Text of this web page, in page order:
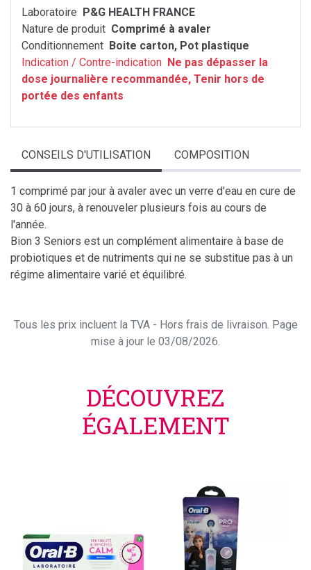
Laboratoire P&G HEALTH FRANCE
Nature de produit Comprimé à avaler
Conditionnement Boite carton, Pot plastique
Indication / Contre-indication Ne pas dépasser la
dose journalière recommandée, Tenir hors de
portée des enfants
CONSEILS D'UTILISATION COMPOSITION
1 comprimé par jour à avaler avec un verre d'eau en cure de
30 à 60 jours, à renouveler plusieurs fois au cours de
l'année.
Bion 3 Seniors est un complément alimentaire à base de
probiotiques et de nutriments qui ne se substitue pas à un
régime alimentaire varié et équilibré.
Tous les prix incluent la TVA - Hors frais de livraison. Page
mise à jour le 03/08/2026.
DÉCOUVREZ
ÉGALEMENT